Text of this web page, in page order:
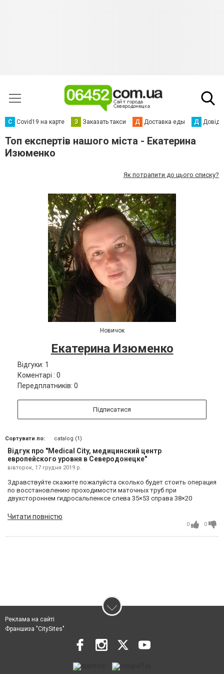
С Сovid19 на карте З Заказать такси Д Доставка еды Д
Топ експертів нашого міста - Екатерина
Изюменко
Як потрапити до цього списку?
Новичок
Екатерина Изюменко
Відгуки: 1
Коментарі : 0
Передплатників: 0
Підписатися
Сортувати по: catalog (1)
Відгук про "Medical Сity, медицинский центр
европейского уровня в Северодонецке"
вівторок, 17 грудня 2019 р.
Здравствуйте скажите пожалуйста сколько будет стоить операция
по восстановлению проходимости маточных труб при
двухстороннем гидросальпенксе слева 35×53 справа 38×20
Читати повністю
0 0
Реклама на сайті
Франшиза "CitySites"